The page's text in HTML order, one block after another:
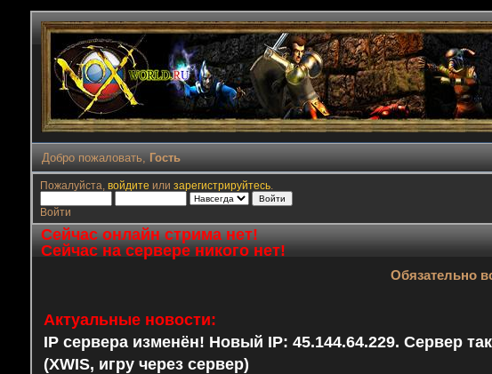
Добро пожаловать, Гость
Пожалуйста, войдите или зарегистрируйтесь.
Войти
Сейчас онлайн стрима нет!
Сейчас на сервере никого нет!
Обязательно
Актуальные новости:
IP сервера изменён! Новый IP: 45.144.64.229. Сервер
(XWIS, игру через сервер)